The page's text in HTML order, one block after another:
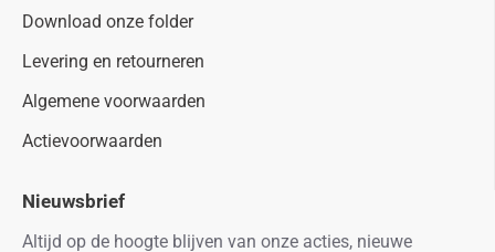
Download onze folder
Levering en retourneren
Algemene voorwaarden
Actievoorwaarden
Nieuwsbrief
Altijd op de hoogte blijven van onze acties, nieuwe